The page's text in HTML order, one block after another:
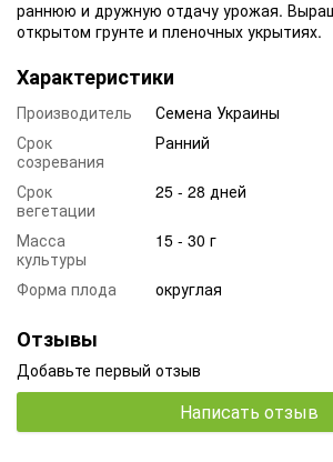
раннюю и дружную отдачу урожая.
открытом грунте и пленочных укрытиях.
Характеристики
Производитель
Семена Украины
Срок
созревания
Ранний
Срок
вегетации
25 - 28 дней
Масса
культуры
15 - 30 г
Форма плода округлая
Отзывы
Добавьте первый отзыв
Написать отзыв